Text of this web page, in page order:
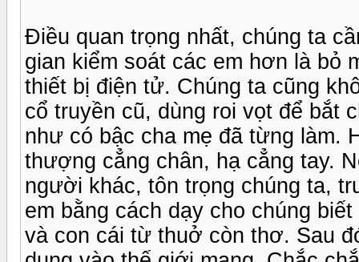
Điều quan trọng nhất, chúng ta
gian kiểm soát các em hơn là bỏ
thiết bị điện tử. Chúng ta cũng
cổ truyền cũ, dùng roi vọt để bắt
như có bậc cha mẹ đã từng làm.
thượng cẳng chân, hạ cẳng tay.
người khác, tôn trọng chúng ta,
em bằng cách dạy cho chúng
và con cái từ thuở còn thơ. Sau